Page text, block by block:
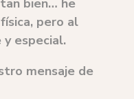
bien… he
pero al
especial.
mensaje de